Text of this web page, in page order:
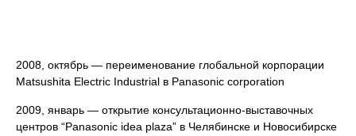
2008, октябрь — переименование глобальной корпорации
Matsushita Electric Industrial в Panasonic corporation
2009, январь — открытие консультационно-выставочных
центров “Panasonic idea plaza” в Челябинске и Новосибирске